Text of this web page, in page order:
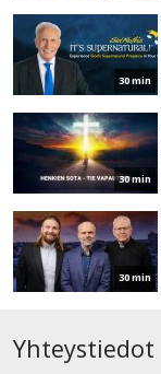
30 min
30 min
30 min
Yhteystiedot